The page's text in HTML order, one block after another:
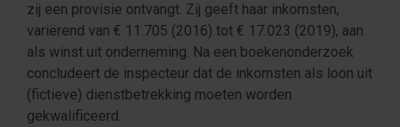
zij een provisie ontvangt. Zij geeft haar inkomsten,
variërend van € 11.705 (2016) tot € 17.023 (2019), aan
als winst uit onderneming. Na een boekenonderzoek
concludeert de inspecteur dat de inkomsten als loon uit
(fictieve) dienstbetrekking moeten worden
gekwalificeerd.